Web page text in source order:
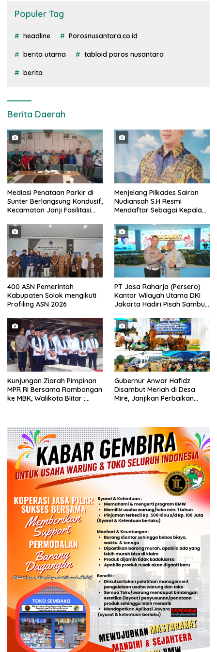
Populer Tag
headline Porosnusantara.co.id
berita utama tabloid poros nusantara
berita
Berita Daerah
Mediasi Penataan Parkir di
Sunter Berlangsung Kondusif,
Kecamatan Janji Fasilitasi
Menjelang Pilkades Sairan
Nudiansah S.H Resmi
Mendaftar Sebagai Kepala
400 ASN Pemerintah
Kabupaten Solok mengikuti
Profiling ASN 2026
PT Jasa Raharja (Persero)
Kantor Wilayah Utama DKI
Jakarta Hadiri Pisah Sambut
Metro Jaya
Kunjungan Ziarah Pimpinan
MPR RI Bersama Rombongan
ke MBK, Walikota Blitar :
Gubernur Anwar Hafidz
Disambut Meriah di Desa
Mire, Janjikan Perbaikan